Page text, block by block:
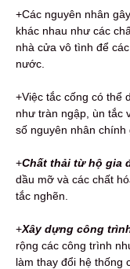
+Các nguyên nhân
khác nhau như các
nhà cửa vô tình để
nước.
+Việc tắc cống có thể
như tràn ngập, ùn tắc
số nguyên nhân chính
+Chất thải từ hộ gia
dầu mỡ và các chất
tắc nghẽn.
+Xây dựng công
rộng các công trình
làm thay đổi hệ thống